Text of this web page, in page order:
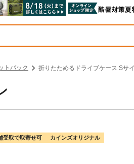
トバック 折りたためるドライブケース Sサ
受取で取寄せ可 カインズオリジナル